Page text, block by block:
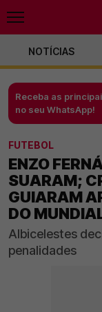
NOTÍCIAS
Receba as
no seu WhatsApp!
FUTEBOL
ENZO
SUARAM;
GUIARAM
DO
Albicelestes
penalidades